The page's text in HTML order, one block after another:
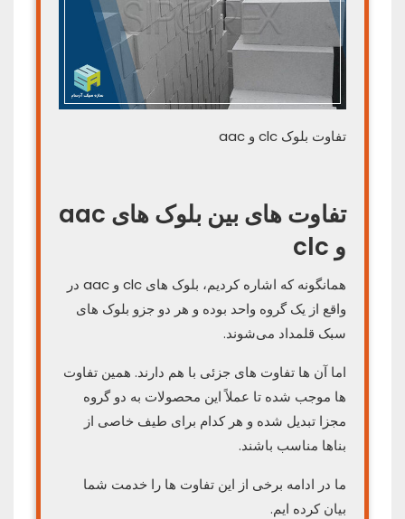
تفاوت بلوک clc و aac
تفاوت های بین بلوک های aac
و clc
همانگونه که اشاره کردیم، بلوک های clc و aac در
واقع از یک گروه واحد بوده و هر دو جزو بلوک های
سبک قلمداد می‌شوند.
اما آن ها تفاوت های جزئی با هم دارند. همین تفاوت
ها موجب شده تا عملاً این محصولات به دو گروه
مجزا تبدیل شده و هر کدام برای طیف خاصی از
بناها مناسب باشند.
ما در ادامه برخی از این تفاوت ها را خدمت شما
بیان کرده ایم.